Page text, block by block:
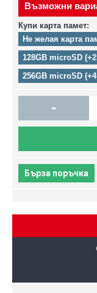
Възможни
Купи карта памет:
Не желая карта
128GB microSD
256GB microSD
-
Бърза поръчка